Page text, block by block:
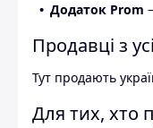
Додаток Prom
Продавці з
Тут продають
Для тих, хто